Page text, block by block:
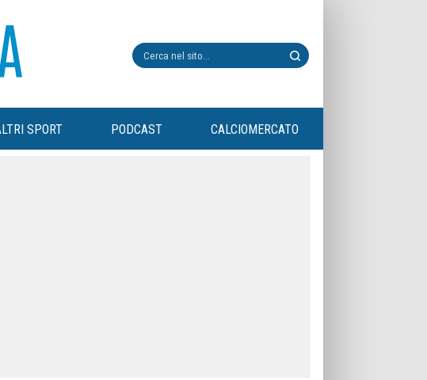
SPORT PODCAST CALCIOMERCATO